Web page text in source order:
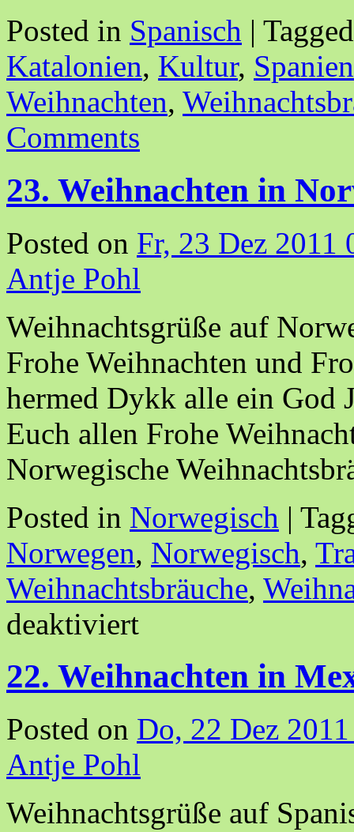
Posted in Spanisch | Tagged
Katalonien, Kultur, Spanien
Weihnachten,
Comments
23. Weihnachten in
Posted on Fr, 23 Dez 2011
Antje Pohl
Weihnachtsgrüße auf
Frohe Weihnachten und
hermed Dykk alle ein God
Euch allen Frohe
Norwegische
Posted in Norwegisch |
Norwegen, Norwegisch,
Weihnachtsbräuche,
deaktiviert
22. Weihnachten in
Posted on Do, 22 Dez
Antje Pohl
Weihnachtsgrüße auf